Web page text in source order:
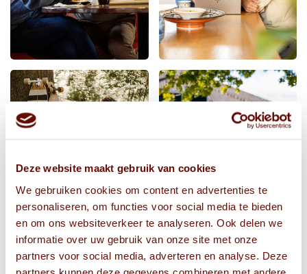
Deze website maakt gebruik van cookies
We gebruiken cookies om content en advertenties te
personaliseren, om functies voor social media te bieden
en om ons websiteverkeer te analyseren. Ook delen we
informatie over uw gebruik van onze site met onze
partners voor social media, adverteren en analyse. Deze